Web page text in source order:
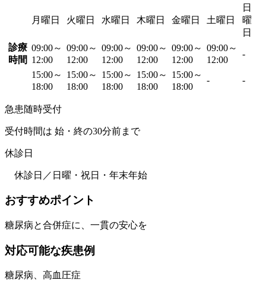
月曜日 火曜日 水曜日 木曜日 金曜日 土曜日
日
曜
日
診療
時間
09:00～
12:00
09:00～
12:00
09:00～
12:00
09:00～
12:00
09:00～
12:00
09:00～
12:00
-
15:00～
18:00
15:00～
18:00
15:00～
18:00
15:00～
18:00
15:00～
18:00
- -
急患随時受付
受付時間は 始・終の30分前まで
休診日
休診日／日曜・祝日・年末年始
おすすめポイント
糖尿病と合併症に、一貫の安心を
対応可能な疾患例
糖尿病、高血圧症